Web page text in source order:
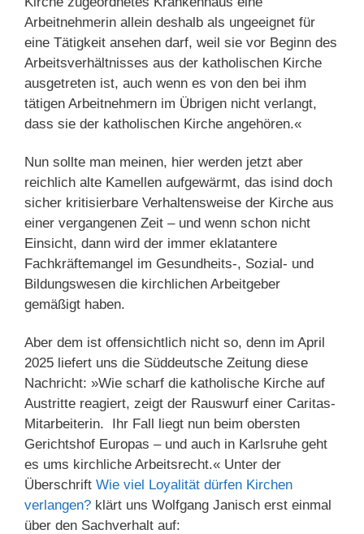
Arbeitnehmerin allein deshalb als ungeeignet für
eine Tätigkeit ansehen darf, weil sie vor Beginn des
Arbeitsverhältnisses aus der katholischen Kirche
ausgetreten ist, auch wenn es von den bei ihm
tätigen Arbeitnehmern im Übrigen nicht verlangt,
dass sie der katholischen Kirche angehören.«
Nun sollte man meinen, hier werden jetzt aber
reichlich alte Kamellen aufgewärmt, das isind doch
sicher kritisierbare Verhaltensweise der Kirche aus
einer vergangenen Zeit – und wenn schon nicht
Einsicht, dann wird der immer eklatantere
Fachkräftemangel im Gesundheits-, Sozial- und
Bildungswesen die kirchlichen Arbeitgeber
gemäßigt haben.
Aber dem ist offensichtlich nicht so, denn im April
2025 liefert uns die Süddeutsche Zeitung diese
Nachricht: »Wie scharf die katholische Kirche auf
Austritte reagiert, zeigt der Rauswurf einer Caritas-
Mitarbeiterin. Ihr Fall liegt nun beim obersten
Gerichtshof Europas – und auch in Karlsruhe geht
es ums kirchliche Arbeitsrecht.« Unter der
Überschrift Wie viel Loyalität dürfen Kirchen
verlangen? klärt uns Wolfgang Janisch erst einmal
über den Sachverhalt auf: